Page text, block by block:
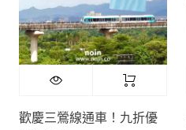
歡慶三鶯線通車！九折優